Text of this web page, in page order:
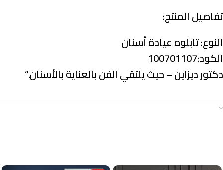
تفاصيل المنتج:
النوع:تابلوه عيادة أسنان
الكود:100701107
دكتور ديزاين – حيث يلتقي الفن بالعناية بالأسنان.“